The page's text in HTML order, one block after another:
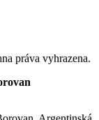
práva vyhrazena.